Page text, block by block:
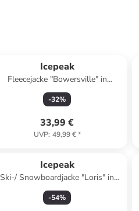
Icepeak
Fleecejacke "Bowersville" in
Hellblau
-32%
33,99 €
UVP: 49,99 €*
Icepeak
Ski-/ Snowboardjacke "Loris" in
Bordeaux/ Schwarz
-54%